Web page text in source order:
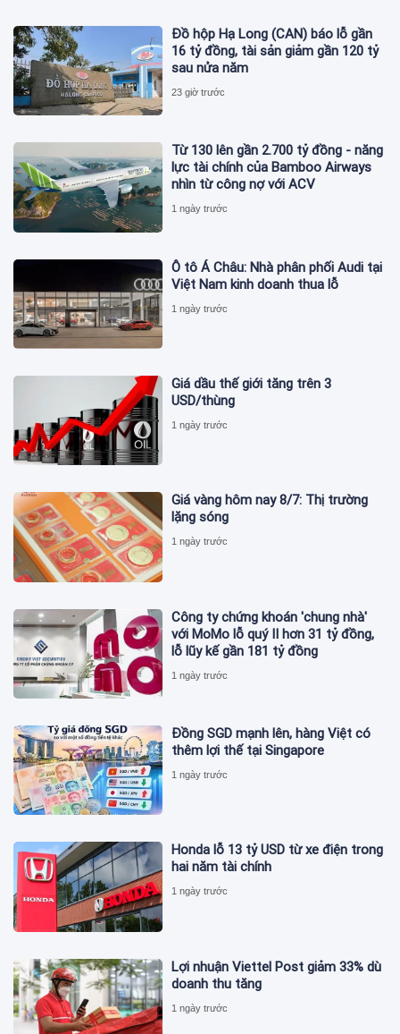
Đồ hộp Hạ Long (CAN) báo lỗ gần
16 tỷ đồng, tài sản giảm gần 120 tỷ
sau nửa năm
23 giờ trước
Từ 130 lên gần 2.700 tỷ đồng - năng
lực tài chính của Bamboo Airways
nhìn từ công nợ với ACV
1 ngày trước
Ô tô Á Châu: Nhà phân phối Audi tại
Việt Nam kinh doanh thua lỗ
1 ngày trước
Giá dầu thế giới tăng trên 3
USD/thùng
1 ngày trước
Giá vàng hôm nay 8/7: Thị trường
lặng sóng
1 ngày trước
Công ty chứng khoán 'chung nhà'
với MoMo lỗ quý II hơn 31 tỷ đồng,
lỗ lũy kế gần 181 tỷ đồng
1 ngày trước
Đồng SGD mạnh lên, hàng Việt có
thêm lợi thế tại Singapore
1 ngày trước
Honda lỗ 13 tỷ USD từ xe điện trong
hai năm tài chính
1 ngày trước
Lợi nhuận Viettel Post giảm 33% dù
doanh thu tăng
1 ngày trước